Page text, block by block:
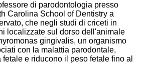
di parodontologia presso
Carolina School of Dentistry a
che negli studi di criceti in
localizzate sul dorso dell'animale
gingivalis, un organismo
con la malattia parodontale,
e riducono il peso fetale fino al